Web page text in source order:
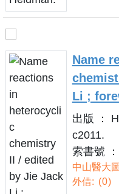
Name
Li ;
出版 ：
c2011.
索書號
中山醫大
外借:
0